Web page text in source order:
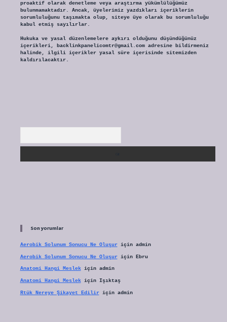
proaktif olarak denetleme veya araştırma yükümlülüğümüz
bulunmamaktadır. Ancak, üyelerimiz yazdıkları içeriklerin
sorumluluğunu taşımakta olup, siteye üye olarak bu sorumluluğu
kabul etmiş sayılırlar.
Hukuka ve yasal düzenlemelere aykırı olduğunu düşündüğünüz
içerikleri, backlinkpanelicomtr@gmail.comadresine bildirmeniz
halinde, ilgili içerikler yasal süre içerisinde sitemizden
kaldırılacaktır.
Son yorumlar
Aerobik Solunum Sonucu Ne Oluşuriçin admin
Aerobik Solunum Sonucu Ne Oluşuriçin Ebru
Anatomi Hangi Meslekiçin admin
Anatomi Hangi Meslekiçin Işıktaş
Rtük Nereye Şikayet Ediliriçin admin